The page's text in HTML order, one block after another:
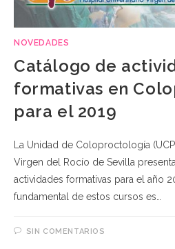
NOVEDADES
Catálogo de
formativas en
para el 2019
La Unidad de Coloproctología
Virgen del Rocío de Sevilla
actividades formativas para el año
fundamental de estos cursos es…
SIN COMENTARIOS